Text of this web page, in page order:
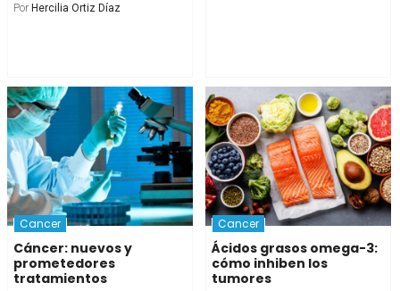
Por Hercilia Ortiz Díaz
Cancer
Cáncer: nuevos y
prometedores
tratamientos
Cancer
Ácidos grasos omega-3:
cómo inhiben los
tumores